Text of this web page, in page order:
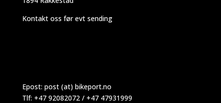
Kontakt oss før evt sending
Epost: post (at) bikeport.no
Tlf: +47 92082072 / +47 47931999